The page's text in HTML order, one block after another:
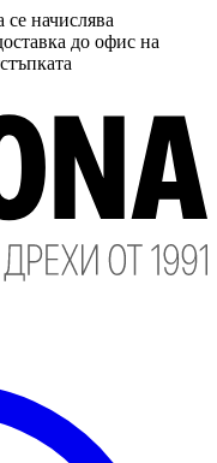
начислява
до офис на